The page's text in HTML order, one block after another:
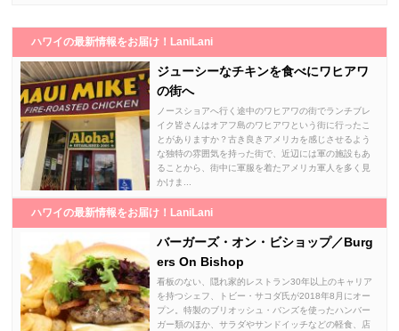
ハワイの最新情報をお届け！LaniLani
ジューシーなチキンを食べにワヒアワ
の街へ
ノースショアへ行く途中のワヒアワの街でランチブレ
イク皆さんはオアフ島のワヒアワという街に行ったこ
とがありますか？古き良きアメリカを感じさせるよう
な独特の雰囲気を持った街で、近辺には軍の施設もあ
ることから、街中に軍服を着たアメリカ軍人を多く見
かけま...
ハワイの最新情報をお届け！LaniLani
バーガーズ・オン・ビショップ／Burg
ers On Bishop
看板のない、隠れ家的レストラン30年以上のキャリア
を持つシェフ、トビー・サコダ氏が2018年8月にオー
プン。特製のブリオッシュ・バンズを使ったハンバー
ガー類のほか、サラダやサンドイッチなどの軽食、店